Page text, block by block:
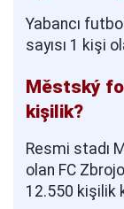
Yabancı
sayısı 1 kişi
Městský
kişilik?
Resmi stadı
olan FC
12.550 kişilik